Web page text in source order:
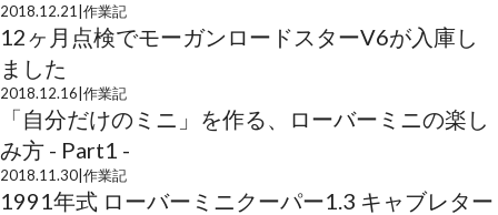
2018.12.21 作業記
12ヶ月点検でモーガンロードスターV6が入庫し
ました
2018.12.16 作業記
「自分だけのミニ」を作る、ローバーミニの楽し
み方 - Part1 -
2018.11.30 作業記
1991年式 ローバーミニクーパー1.3 キャブレター